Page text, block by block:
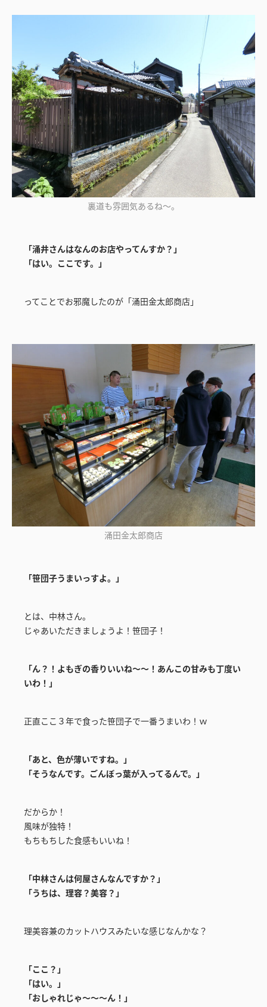
裏道も雰囲気あるね～。
「涌井さんはなんのお店やってんすか？」
「はい。ここです。」
ってことでお邪魔したのが「涌田金太郎商店」
涌田金太郎商店
「笹団子うまいっすよ。」
とは、中林さん。
じゃあいただきましょうよ！笹団子！
「ん？！よもぎの香りいいね～～！あんこの甘みも丁度い
いわ！」
正直ここ３年で食った笹団子で一番うまいわ！ｗ
「あと、色が薄いですね。」
「そうなんです。ごんぼっ葉が入ってるんで。」
だからか！
風味が独特！
もちもちした食感もいいね！
「中林さんは何屋さんなんですか？」
「うちは、理容？美容？」
理美容兼のカットハウスみたいな感じなんかな？
「ここ？」
「はい。」
「おしゃれじゃ～～～ん！」